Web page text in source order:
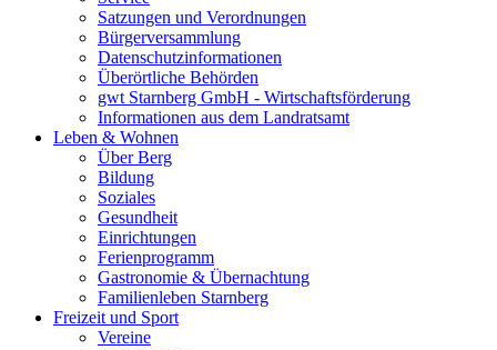
Satzungen und Verordnungen
Bürgerversammlung
Datenschutzinformationen
Überörtliche Behörden
gwt Starnberg GmbH - Wirtschaftsförderung
Informationen aus dem Landratsamt
Leben & Wohnen
Über Berg
Bildung
Soziales
Gesundheit
Einrichtungen
Ferienprogramm
Gastronomie & Übernachtung
Familienleben Starnberg
Freizeit und Sport
Vereine